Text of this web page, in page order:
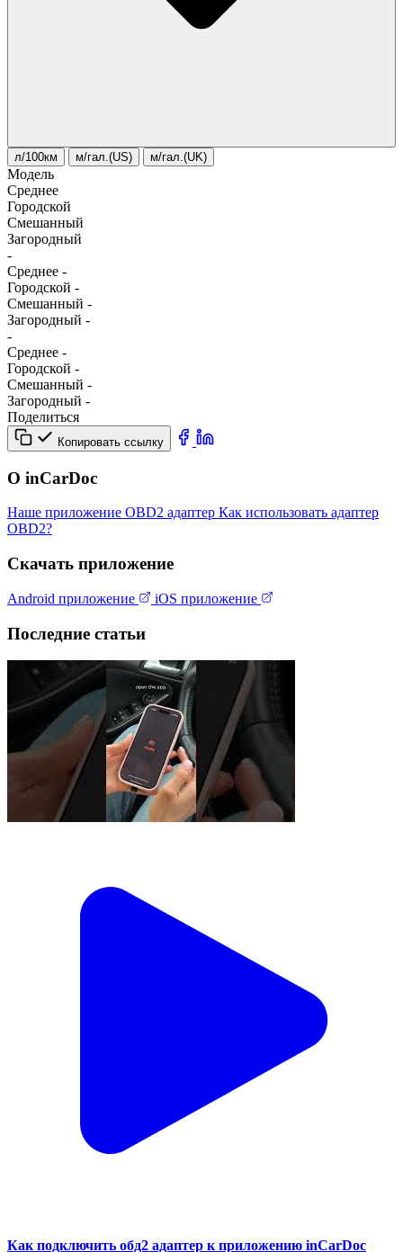
л/100км м/гал.(US) м/гал.(UK)
Модель
Среднее
Городской
Смешанный
Загородный
-
Среднее -
Городской -
Смешанный -
Загородный -
-
Среднее -
Городской -
Смешанный -
Загородный -
Поделиться
Копировать ссылку
О inCarDoc
Наше приложение OBD2 адаптер Как использовать адаптер
OBD2?
Скачать приложение
Android приложение iOS приложение
Последние статьи
Как подключить обд2 адаптер к приложению inCarDoc